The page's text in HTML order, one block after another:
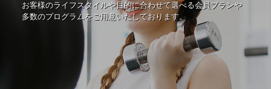
お客様のライフスタイルや目的に合わせて選べる会員プランや
多数のプログラムをご用意いたしております。